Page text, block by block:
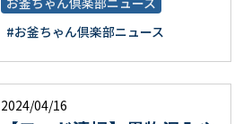
#お釜ちゃん倶楽部ニュース
2024/04/16